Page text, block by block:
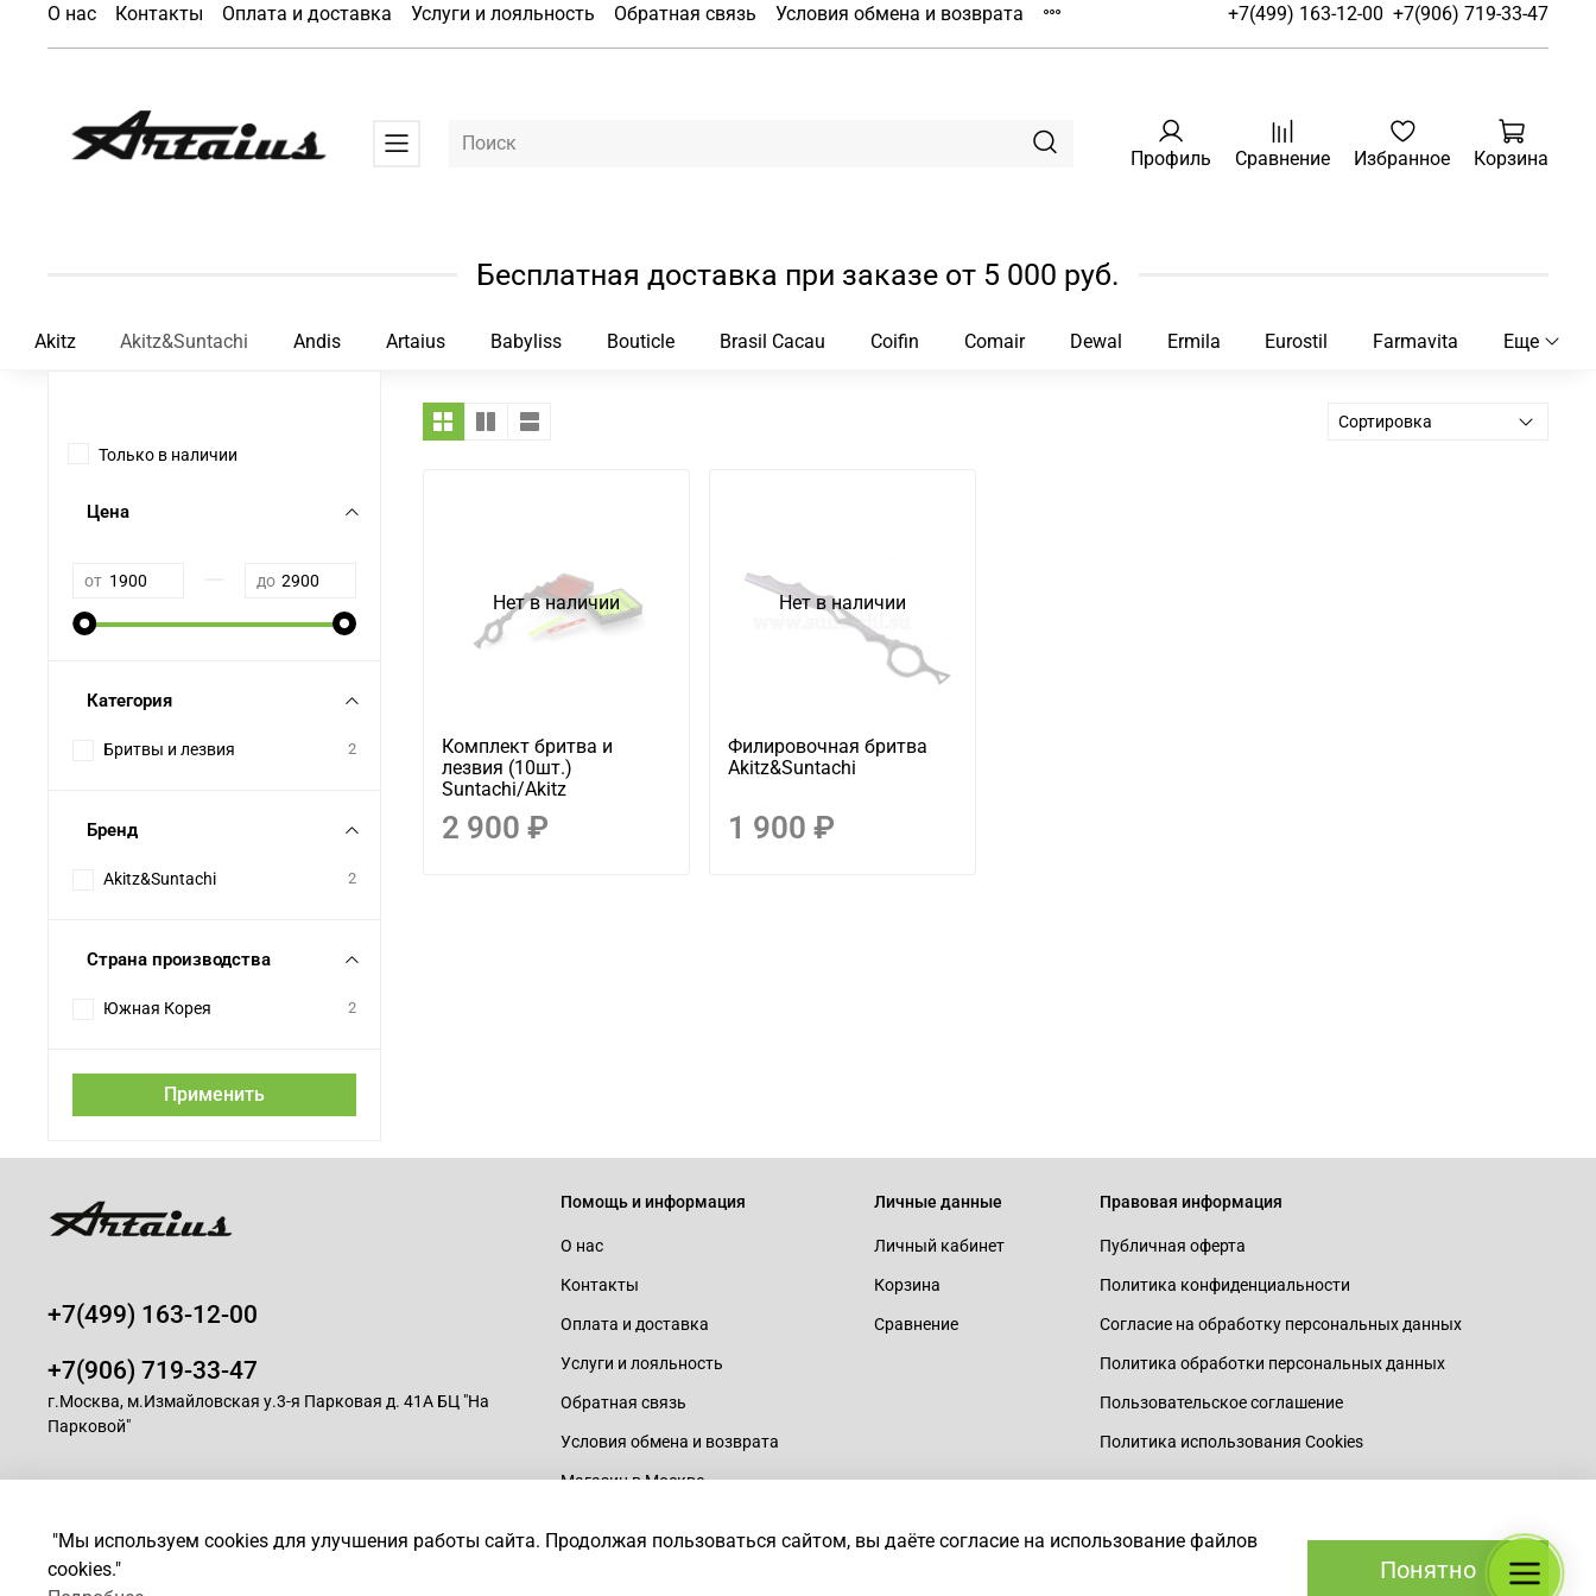
О нас Контакты Оплата и доставка Услуги и лояльность Обратная связь Условия обмена и возврата +7(499) 163-12-00 +7(906) 719-33-47
Профиль Сравнение Избранное Корзина
Бесплатная доставка при заказе от 5 000 руб.
Akitz Akitz&Suntachi Andis Artaius Babyliss Bouticle Brasil Cacau Coifin Comair Dewal Ermila Eurostil Farmavita Еще
Нет в наличии
Комплект бритва и
лезвия (10шт.)
Suntachi/Akitz
2 900 ₽
Нет в наличии
Филировочная бритва
Akitz&Suntachi
1 900 ₽
Только в наличии
Цена
от до
Категория
Бритвы и лезвия 2
Бренд
Akitz&Suntachi 2
Страна производства
Южная Корея 2
Применить
Помощь и информация
О нас
Контакты
Оплата и доставка
Услуги и лояльность
Обратная связь
Условия обмена и возврата
Магазин в Москве
Личные данные
Личный кабинет
Корзина
Сравнение
Правовая информация
Публичная оферта
Политика конфиденциальности
Согласие на обработку персональных данных
Политика обработки персональных данных
Пользовательское соглашение
Политика использования Cookies
+7(499) 163-12-00
+7(906) 719-33-47
г.Москва, м.Измайловская у.3-я Парковая д. 41А БЦ "На
Парковой"
*Любое использование контента без письменного разрешения запрещено
"Мы используем cookies для улучшения работы сайта. Продолжая пользоваться сайтом, вы даёте согласие на использование файлов
cookies."
Понятно